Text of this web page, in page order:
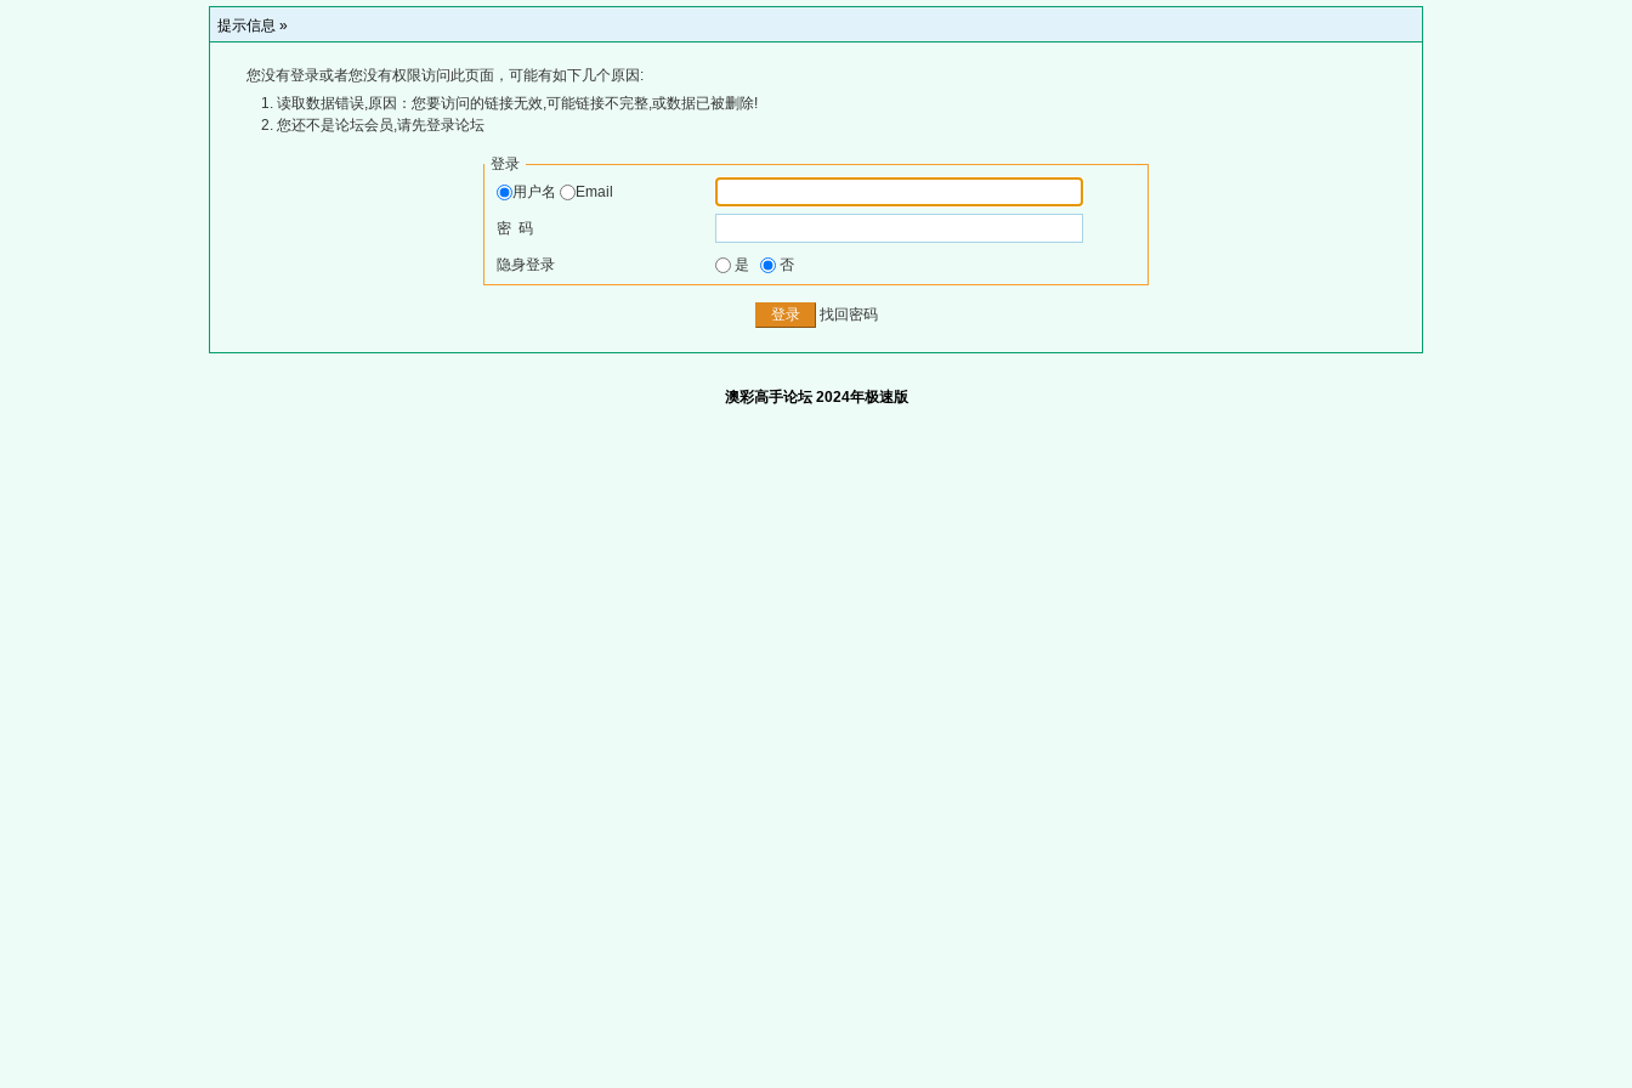
提示信息 »
您没有登录或者您没有权限访问此页面，可能有如下几个原因:
读取数据错误,原因：您要访问的链接无效,可能链接不完整,或数据已被删除!
您还不是论坛会员,请先登录论坛
登录
用户名
Email
密 码
隐身登录 是 否
找回密码
澳彩高手论坛 2024年极速版